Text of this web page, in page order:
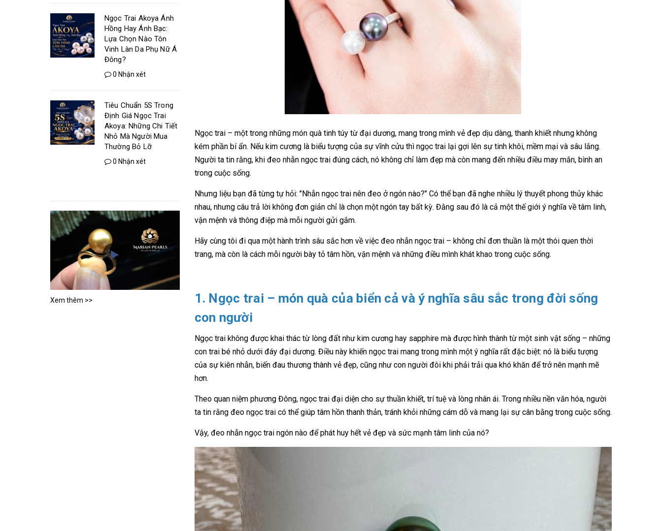
Ngọc trai – một trong những món quà tinh túy từ đại dương, mang trong mình vẻ đẹp dịu dàng, thanh khiết nhưng không
kém phần bí ẩn. Nếu kim cương là biểu tượng của sự vĩnh cửu thì ngọc trai lại gợi lên sự tinh khôi, mềm mại và sâu lắng.
Người ta tin rằng, khi đeo nhẫn ngọc trai đúng cách, nó không chỉ làm đẹp mà còn mang đến nhiều điều may mắn, bình an
trong cuộc sống.
Nhưng liệu bạn đã từng tự hỏi: "Nhẫn ngọc trai nên đeo ở ngón nào?" Có thể bạn đã nghe nhiều lý thuyết phong thủy khác
nhau, nhưng câu trả lời không đơn giản chỉ là chọn một ngón tay bất kỳ. Đằng sau đó là cả một thế giới ý nghĩa về tâm linh,
vận mệnh và thông điệp mà mỗi người gửi gắm.
Hãy cùng tôi đi qua một hành trình sâu sắc hơn về việc đeo nhẫn ngọc trai – không chỉ đơn thuần là một thói quen thời
trang, mà còn là cách mỗi người bày tỏ tâm hồn, vận mệnh và những điều mình khát khao trong cuộc sống.
1. Ngọc trai – món quà của biển cả và ý nghĩa sâu sắc trong đời sống
con người
Ngọc trai không được khai thác từ lòng đất như kim cương hay sapphire mà được hình thành từ một sinh vật sống – những
con trai bé nhỏ dưới đáy đại dương. Điều này khiến ngọc trai mang trong mình một ý nghĩa rất đặc biệt: nó là biểu tượng
của sự kiên nhẫn, biến đau thương thành vẻ đẹp, cũng như con người đôi khi phải trải qua khó khăn để trở nên mạnh mẽ
hơn.
Theo quan niệm phương Đông, ngọc trai đại diện cho sự thuần khiết, trí tuệ và lòng nhân ái. Trong nhiều nền văn hóa, người
ta tin rằng đeo ngọc trai có thể giúp tâm hồn thanh thản, tránh khỏi những cám dỗ và mang lại sự cân bằng trong cuộc sống.
Vậy, đeo nhẫn ngọc trai ngón nào để phát huy hết vẻ đẹp và sức mạnh tâm linh của nó?
Ngọc Trai Akoya Ánh
Hồng Hay Ánh Bạc:
Lựa Chọn Nào Tôn
Vinh Làn Da Phụ Nữ Á
Đông?
0 Nhận xét
Tiêu Chuẩn 5S Trong
Định Giá Ngọc Trai
Akoya: Những Chi Tiết
Nhỏ Mà Người Mua
Thường Bỏ Lỡ
0 Nhận xét
Xem thêm >>